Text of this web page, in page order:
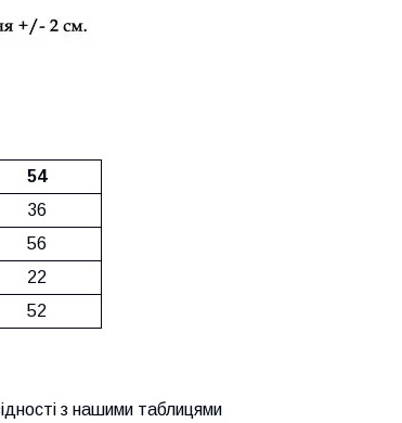
54
36
56
22
52
з нашими таблицями